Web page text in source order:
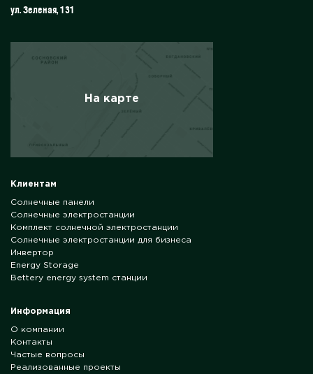
ул. Зеленая, 131
На карте
Клиентам
Солнечные панели
Солнечные электростанции
Комплект солнечной электростанции
Солнечные электростанции для бизнеса
Инвертор
Energy Storage
Bettery energy system станции
Информация
О компании
Контакты
Частые вопросы
Реализованные проекты